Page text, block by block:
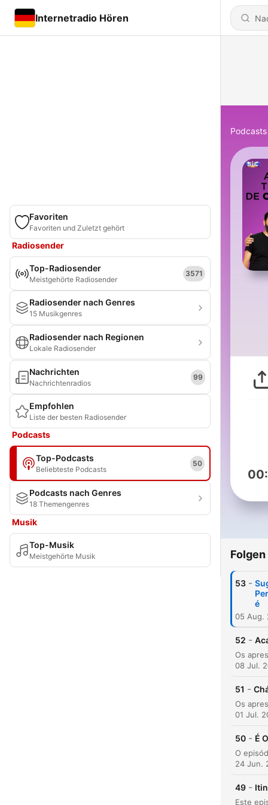
Internetradio Hören
Favoriten
Favoriten und Zuletzt gehört
Radiosender
Top-Radiosender
Meistgehörte Radiosender
3571
Radiosender nach Genres
15 Musikgenres
Radiosender nach Regionen
Lokale Radiosender
Nachrichten
Nachrichtenradios
99
Empfohlen
Liste der besten Radiosender
Podcasts
Top-Podcasts
Beliebteste Podcasts
50
Podcasts nach Genres
18 Themengenres
Musik
Top-Musik
Meistgehörte Musik
Podcasts
Folgen
53 -
é
05 Aug.
52 -
08 Jul.
51 -
01 Jul.
50 - É
24 Jun.
49 -